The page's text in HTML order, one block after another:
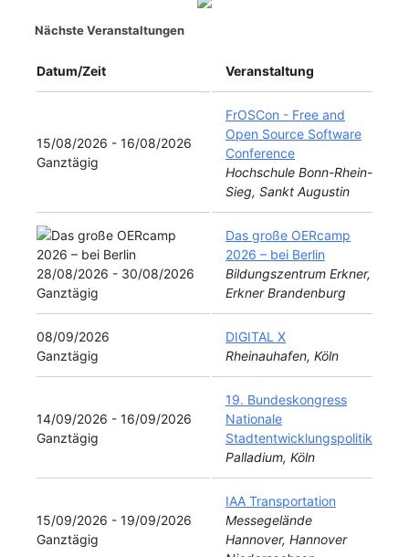
Nächste Veranstaltungen
Datum/Zeit Veranstaltung
15/08/2026 - 16/08/2026
Ganztägig
FrOSCon - Free and
Open Source Software
Conference
Hochschule Bonn-Rhein-
Sieg, Sankt Augustin
28/08/2026 - 30/08/2026
Ganztägig
Das große OERcamp
2026 – bei Berlin
Bildungszentrum Erkner,
Erkner Brandenburg
08/09/2026
Ganztägig
DIGITAL X
Rheinauhafen, Köln
14/09/2026 - 16/09/2026
Ganztägig
19. Bundeskongress
Nationale
Stadtentwicklungspolitik
Palladium, Köln
15/09/2026 - 19/09/2026
Ganztägig
IAA Transportation
Messegelände
Hannover, Hannover